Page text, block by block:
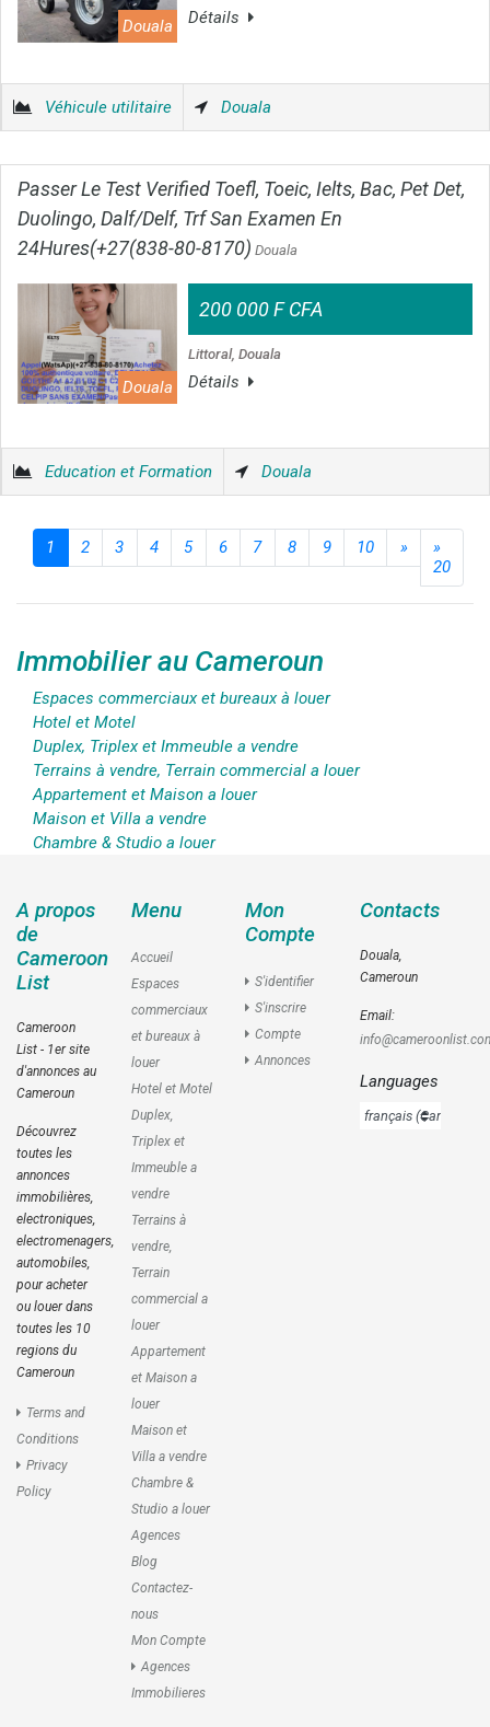
Douala Détails
Véhicule utilitaire Douala
Passer Le Test Verified Toefl, Toeic, Ielts, Bac, Pet Det,
Duolingo, Dalf/Delf, Trf San Examen En
24Hures(+27(838-80-8170) Douala
Douala
200 000 F CFA
Littoral, Douala
Détails
Education et Formation Douala
1 2 3 4 5 6 7 8 9 10 »
»
20
Immobilier au Cameroun
Espaces commerciaux et bureaux à louer
Hotel et Motel
Duplex, Triplex et Immeuble a vendre
Terrains à vendre, Terrain commercial a louer
Appartement et Maison a louer
Maison et Villa a vendre
Chambre & Studio a louer
A propos
de
Cameroon
List
Cameroon
List - 1er site
d'annonces au
Cameroun
Découvrez
toutes les
annonces
immobilières,
electroniques,
electromenagers,
automobiles,
pour acheter
ou louer dans
toutes les 10
regions du
Cameroun
Terms and
Conditions
Privacy
Policy
Menu
Accueil
Espaces
commerciaux
et bureaux à
louer
Hotel et Motel
Duplex,
Triplex et
Immeuble a
vendre
Terrains à
vendre,
Terrain
commercial a
louer
Appartement
et Maison a
louer
Maison et
Villa a vendre
Chambre &
Studio a louer
Agences
Blog
Contactez-
nous
Mon Compte
Agences
Immobilieres
Mon
Compte
S'identifier
S'inscrire
Compte
Annonces
Contacts
Douala,
Cameroun
Email:
Languages